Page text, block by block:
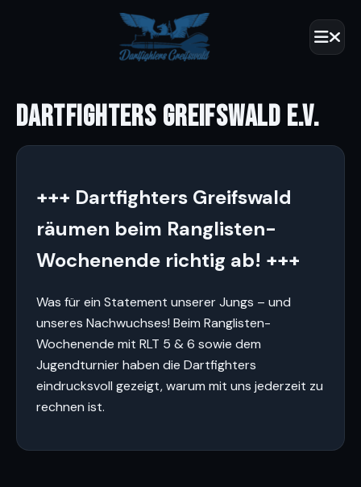
DARTFIGHTERS GREIFSWALD E.V.
+++ Dartfighters Greifswald
räumen beim Ranglisten-
Wochenende richtig ab! +++
Was für ein Statement unserer Jungs – und
unseres Nachwuchses! Beim Ranglisten-
Wochenende mit RLT 5 & 6 sowie dem
Jugendturnier haben die Dartfighters
eindrucksvoll gezeigt, warum mit uns jederzeit zu
rechnen ist.